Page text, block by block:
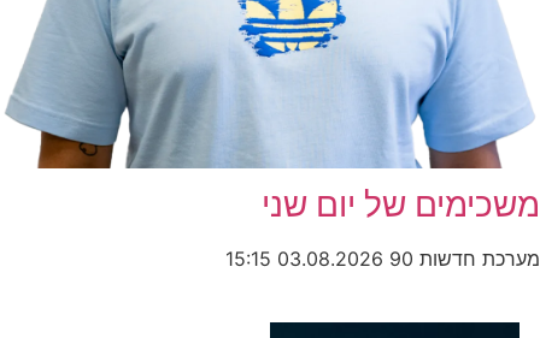
משכימים של יום שני
מערכת חדשות 90 03.08.2026
15:15